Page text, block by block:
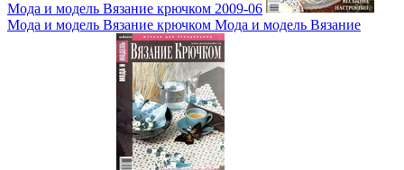
Мода и модель Вязание крючком 2009-06
Мода и модель Вязание крючком Мода и модель Вязание